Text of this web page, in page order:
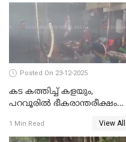
പിടിവലിക്കിടയിൽ
അപ്പൂപ്പനെതിരെ പോക്സോ
കേസ് ഒടുവിൽ 4 ജീവനുകൾ
പൊലിഞ്ഞു
Posted On 23-12-2025
കട കത്തിച്ച് കളയും,
പറവൂരില്‍ ഭീകരാന്തരീക്ഷം
1 Min Read View All